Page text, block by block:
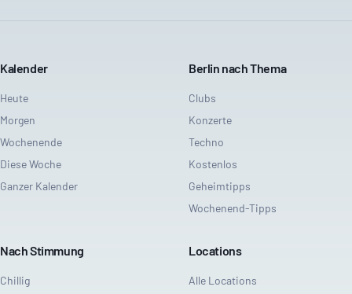
Kalender
Heute
Morgen
Wochenende
Diese Woche
Ganzer Kalender
Berlin nach Thema
Clubs
Konzerte
Techno
Kostenlos
Geheimtipps
Wochenend-Tipps
Nach Stimmung
Chillig
Locations
Alle Locations